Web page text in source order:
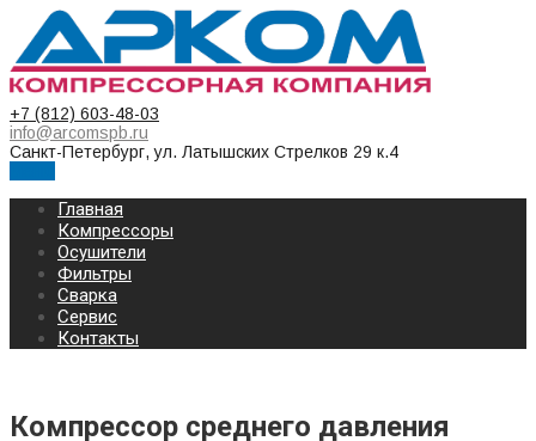
+7 (812) 603-48-03
info@arcomspb.ru
Санкт-Петербург, ул. Латышских Стрелков 29 к.4
Главная
Компрессоры
Осушители
Фильтры
Сварка
Сервис
Контакты
Компрессор среднего давления